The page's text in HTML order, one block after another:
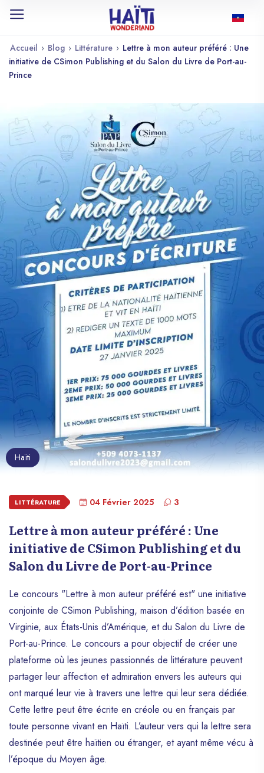
Accueil › Blog › Littérature › Lettre à mon auteur préféré : Une
initiative de CSimon Publishing et du Salon du Livre de Port-au-
Prince
Haïti
LITTÉRATURE 04 Février 2025 3
Lettre à mon auteur préféré : Une
initiative de CSimon Publishing et du
Salon du Livre de Port-au-Prince
Le concours "Lettre à mon auteur préféré est" une initiative
conjointe de CSimon Publishing, maison d’édition basée en
Virginie, aux États-Unis d’Amérique, et du Salon du Livre de
Port-au-Prince. Le concours a pour objectif de créer une
plateforme où les jeunes passionnés de littérature peuvent
partager leur affection et admiration envers les auteurs qui
ont marqué leur vie à travers une lettre qui leur sera dédiée.
Cette lettre peut être écrite en créole ou en français par
toute personne vivant en Haïti. L’auteur vers qui la lettre sera
destinée peut être haïtien ou étranger, et ayant même vécu à
l’époque du Moyen âge.